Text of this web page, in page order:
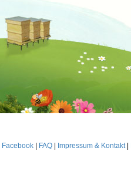
Facebook FAQ Impressum & Kontakt|